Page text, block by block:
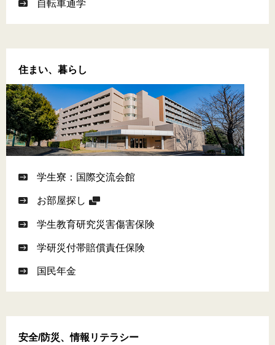
自転車通学
住まい、暮らし
学生寮：国際交流会館
お部屋探し
学生教育研究災害傷害保険
学研災付帯賠償責任保険
国民年金
安全/防災、情報リテラシー